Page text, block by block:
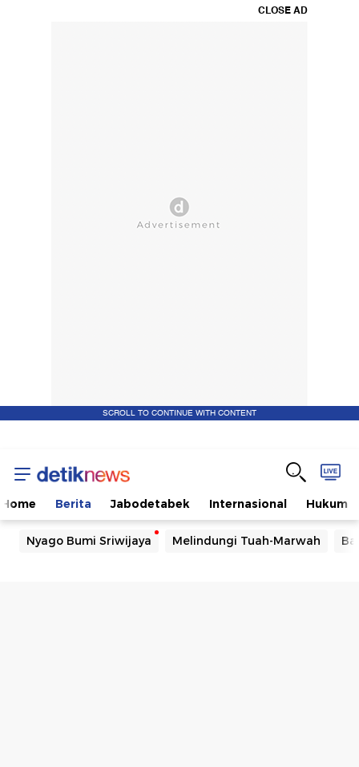
CLOSE AD
SCROLL TO CONTINUE WITH CONTENT
Home Berita Jabodetabek Internasional Hukum
Nyago Bumi Sriwijaya Melindungi Tuah-Marwah